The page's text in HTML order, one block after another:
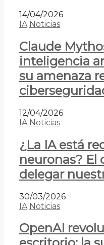
14/04/2026
IA Noticias
Claude
inteligencia
su amenaza
12/04/2026
IA Noticias
¿La IA está
neuronas? El
delegar
30/03/2026
IA Noticias
OpenAI